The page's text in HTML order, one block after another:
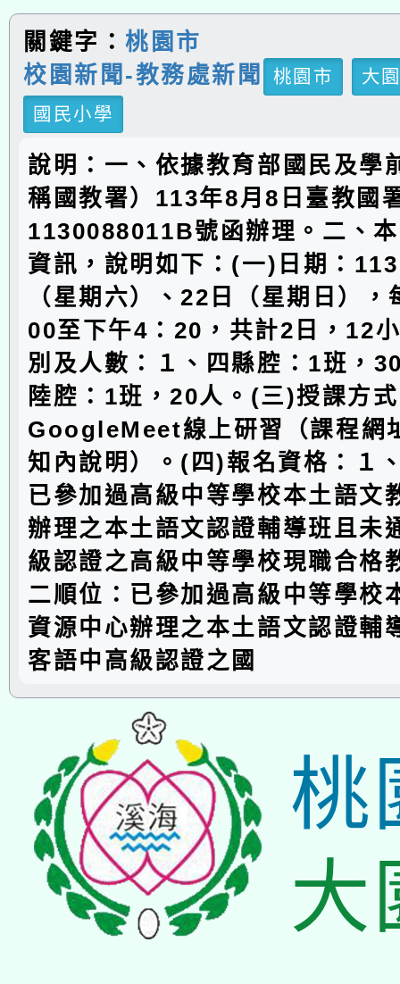
關鍵字：桃園市
校園新聞-教務處新聞
桃園市
大
國民小學
說明：一、依據教育部國民及學
稱國教署）113年8月8日臺教國
1130088011B號函辦理。二、
資訊，說明如下：(一)日期：
（星期六）、22日（星期日），
00至下午4：20，共計2日，12
別及人數：１、四縣腔：1班，
陸腔：1班，20人。(三)授課方
GoogleMeet線上研習（課程網
知內說明）。(四)報名資格：１
已參加過高級中等學校本土語文
辦理之本土語文認證輔導班且未
級認證之高級中等學校現職合格
二順位：已參加過高級中等學校
資源中心辦理之本土語文認證輔
客語中高級認證之國
桃
大